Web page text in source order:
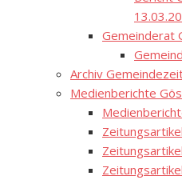
Gemeinderat
Archiv
Medienberichte